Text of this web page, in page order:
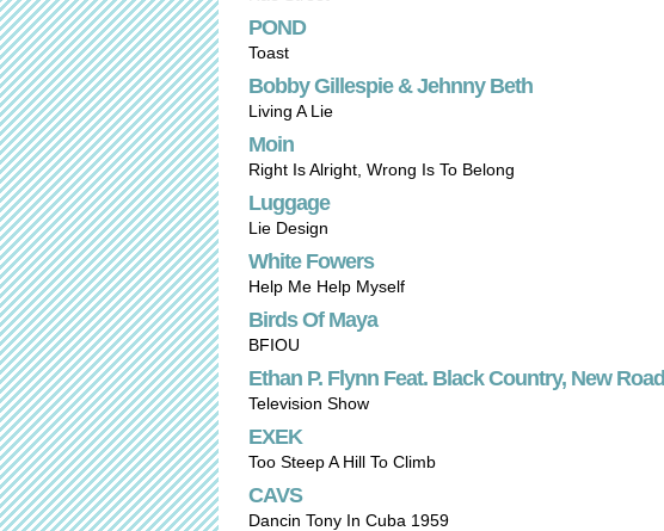
POND
Toast
Bobby Gillespie & Jehnny Beth
Living A Lie
Moin
Right Is Alright, Wrong Is To Belong
Luggage
Lie Design
White Fowers
Help Me Help Myself
Birds Of Maya
BFIOU
Ethan P. Flynn Feat. Black Country, New Road
Television Show
EXEK
Too Steep A Hill To Climb
CAVS
Dancin Tony In Cuba 1959